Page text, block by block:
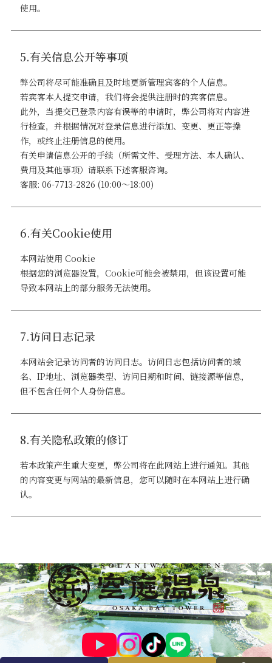
使用。
5.有关信息公开等事项
弊公司将尽可能准确且及时地更新管理宾客的个人信息。
若宾客本人提交申请，我们将会提供注册时的宾客信息。
此外，当提交已登录内容有误等的申请时，弊公司将对内容进
行检查，并根据情况对登录信息进行添加、变更、更正等操
作，或终止注册信息的使用。
有关申请信息公开的手续（所需文件、受理方法、本人确认、
费用及其他事项）请联系下述客服咨询。
客服: 06-7713-2826 (10:00～18:00)
6.有关Cookie使用
本网站使用 Cookie
根据您的浏览器设置，Cookie可能会被禁用，但该设置可能
导致本网站上的部分服务无法使用。
7.访问日志记录
本网站会记录访问者的访问日志。访问日志包括访问者的域
名、IP地址、浏览器类型、访问日期和时间、链接源等信息，
但不包含任何个人身份信息。
8.有关隐私政策的修订
若本政策产生重大变更，弊公司将在此网站上进行通知。其他
的内容变更与网站的最新信息，您可以随时在本网站上进行确
认。